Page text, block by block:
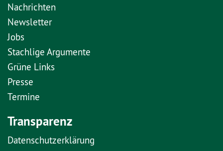
Nachrichten
Newsletter
Jobs
Stachlige Argumente
Grüne Links
Presse
Termine
Transparenz
Datenschutzerklärung